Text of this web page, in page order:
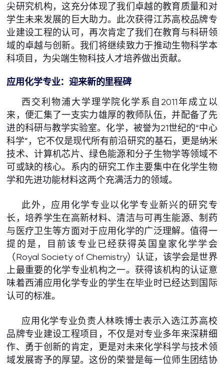
尖研究机构，这充分体现了我们卓越的教育质量和对
学生未来发展的巨大助力。此次获得江苏高校品牌专
业建设工程的认可，再次肯定了我们在教育与科研领
域的卓越与创新。我们将继续致力于推动生物科学本
科项目，为尖端生物科技人才培养做出贡献。
应用化学专业：迎来新的里程碑
西交利物浦大学理学院化学系自2011年成立以
来，便汇集了一支实力雄厚的教师队伍，并配备了先
进的科研与教学实验室。化学，被誉为21世纪的“中心
科学”，它不仅是现代所有前沿研究的基石，更是纳米
技术、计算机芯片、绿色能源和分子生物学等领域不
可或缺的核心。系内的研究工作主要集中在化学生物
学和先进功能材料这两个充满活力的领域。
此外，应用化学专业以化学专业新兴的研究专
长，培养学生在高新材料、清洁与可再生能源、制药
与医疗卫生等方面对于应用化学的广泛理解。值得一
提的是，目前该专业已经获得英国皇家化学学会
（Royal Society of Chemistry）认证，该学会是世界
上最重要的化学专业机构之一。获得该机构的认证意
味着西浦应用化学专业的学生在毕业时已经达到国际
认可的标准。
应用化学专业负责人林昳博士表示入选江苏高校
品牌专业建设工程项目，不仅是对专业多年来深耕细
作、勇于创新的肯定，更是对未来化学科学与技术领
域发展寄予的厚望。这份的荣誉是每一位师生团结协